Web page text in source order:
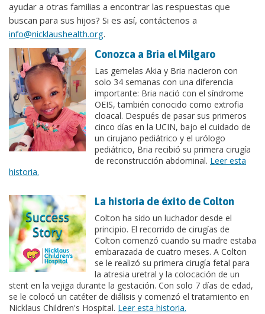
ayudar a otras familias a encontrar las respuestas que
buscan para sus hijos? Si es así, contáctenos a
info@nicklaushealth.org.
Conozca a Bria el Milgaro
Las gemelas Akia y Bria nacieron con
solo 34 semanas con una diferencia
importante: Bria nació con el síndrome
OEIS, también conocido como extrofia
cloacal. Después de pasar sus primeros
cinco días en la UCIN, bajo el cuidado de
un cirujano pediátrico y el urólogo
pediátrico, Bria recibió su primera cirugía
de reconstrucción abdominal. Leer esta
historia.
La historia de éxito de Colton
Colton ha sido un luchador desde el
principio. El recorrido de cirugías de
Colton comenzó cuando su madre estaba
embarazada de cuatro meses. A Colton
se le realizó su primera cirugía fetal para
la atresia uretral y la colocación de un
stent en la vejiga durante la gestación. Con solo 7 días de edad,
se le colocó un catéter de diálisis y comenzó el tratamiento en
Nicklaus Children's Hospital. Leer esta historia.